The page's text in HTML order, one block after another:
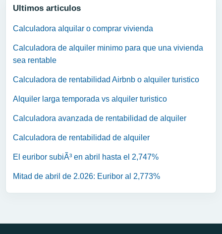
Ultimos articulos
Calculadora alquilar o comprar vivienda
Calculadora de alquiler minimo para que una vivienda
sea rentable
Calculadora de rentabilidad Airbnb o alquiler turistico
Alquiler larga temporada vs alquiler turistico
Calculadora avanzada de rentabilidad de alquiler
Calculadora de rentabilidad de alquiler
El euribor subiÃ³ en abril hasta el 2,747%
Mitad de abril de 2.026: Euribor al 2,773%